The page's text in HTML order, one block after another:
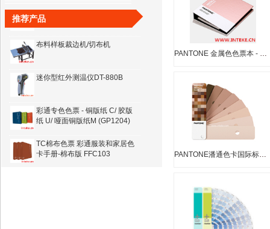
推荐产品
2012新版CU色卡,3册
装,GP1301XR
布料样板裁边机/切布机
迷你型红外测温仪DT-880B
彩通专色色票 - 铜版纸 C/ 胶版
纸 U/ 哑面铜版纸M (GP1204)
TC棉布色票 彩通服装和家居色
卡手册-棉布版 FFC103
PANTONE 金属色色票本 - 光面铜版纸GB1507A
PANTONE潘通色卡国际标准 彩通皮肤/肤色色卡指南 STG201